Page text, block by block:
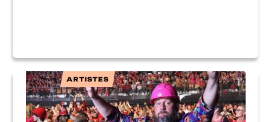
ARTISTES